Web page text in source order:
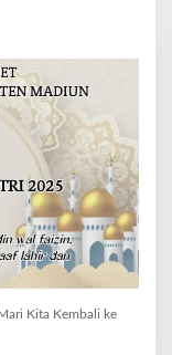
Kita Kembali ke